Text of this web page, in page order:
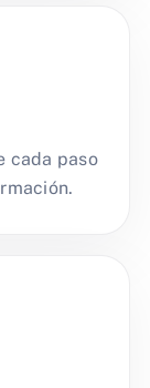
cada paso